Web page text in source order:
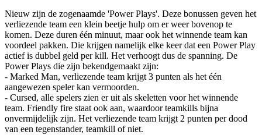
Nieuw zijn de zogenaamde 'Power Plays'. Deze bonussen geven het
verliezende team een klein beetje hulp om er weer bovenop te
komen. Deze duren één minuut, maar ook het winnende team kan
voordeel pakken. Die krijgen namelijk elke keer dat een Power Play
actief is dubbel geld per kill. Het verhoogt dus de spanning. De
Power Plays die zijn bekendgemaakt zijn:
- Marked Man, verliezende team krijgt 3 punten als het één
aangewezen speler kan vermoorden.
- Cursed, alle spelers zien er uit als skeletten voor het winnende
team. Friendly fire staat ook aan, waardoor teamkills bijna
onvermijdelijk zijn. Het verliezende team krijgt 2 punten per dood
van een tegenstander, teamkill of niet.